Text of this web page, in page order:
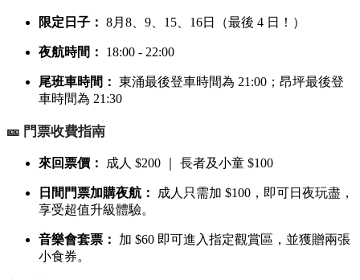
限定日子： 8月8、9、15、16日（最後 4 日！）
夜航時間： 18:00 - 22:00
尾班車時間： 東涌最後登車時間為 21:00；昂坪最後登
車時間為 21:30
🎫 門票收費指南
來回票價： 成人 $200 ｜ 長者及小童 $100
日間門票加購夜航：
成人只需加 $100，即可日夜玩盡，
享受超值升級體驗。
音樂會套票：
加 $60 即可進入指定觀賞區，並獲贈兩張
小食券。